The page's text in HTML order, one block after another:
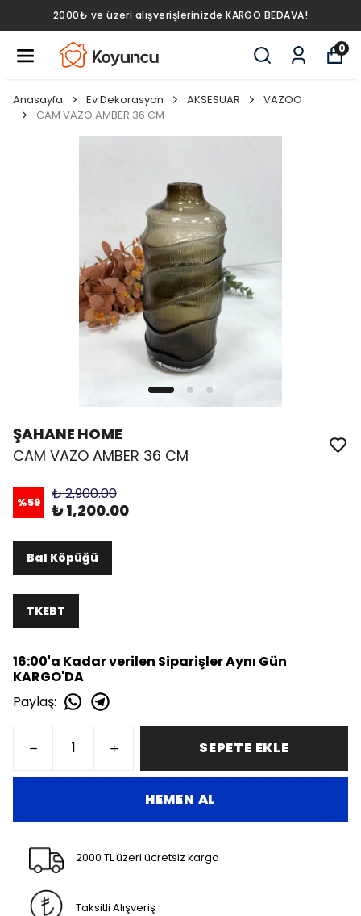
2000₺ ve üzeri alışverişlerinizde KARGO BEDAVA!
0
Anasayfa Ev Dekorasyon AKSESUAR
VAZOO
CAM VAZO AMBER 36 CM
ŞAHANE HOME
CAM VAZO AMBER 36 CM
%59 ₺ 2,900.00
₺ 1,200.00
Bal Köpüğü
TKEBT
16:00'a Kadar verilen Siparişler Aynı Gün
KARGO'DA
Paylaş:
SEPETE EKLE
HEMEN AL
2000 TL üzeri ücretsiz kargo
Taksitli Alışveriş